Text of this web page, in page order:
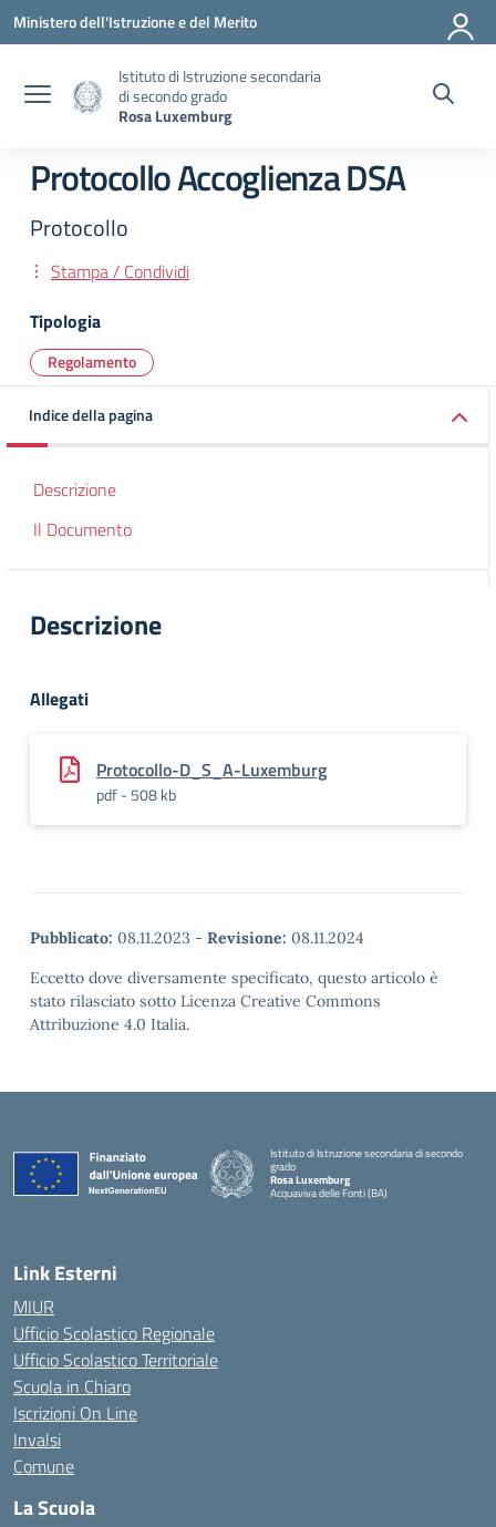
Vai ai contenuti
Vai al menu di navigazione
Vai al footer
Ministero dell'Istruzione e del Merito
Istituto di Istruzione secondaria
di secondo grado
Rosa Luxemburg
Protocollo Accoglienza DSA
Protocollo
Stampa / Condividi
Tipologia
Regolamento
Indice della pagina
Descrizione
Il Documento
Descrizione
Allegati
Protocollo-D_S_A-Luxemburg
pdf - 508 kb
Pubblicato: 08.11.2023 - Revisione: 08.11.2024
Eccetto dove diversamente specificato, questo articolo è
stato rilasciato sotto Licenza Creative Commons
Attribuzione 4.0 Italia.
Istituto di Istruzione secondaria di secondo
grado
Rosa Luxemburg
Acquaviva delle Fonti (BA)
Link Esterni
MIUR
Ufficio Scolastico Regionale
Ufficio Scolastico Territoriale
Scuola in Chiaro
Iscrizioni On Line
Invalsi
Comune
La Scuola